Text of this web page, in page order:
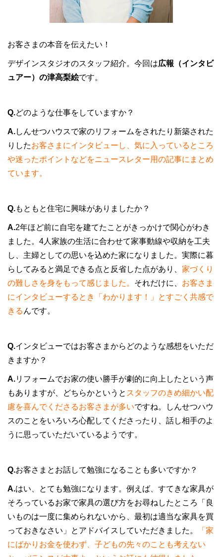
お客さまの本音を伝えたい！
デザインスタジオのスタッフ紹介。今回は広報（インタビ
ュアー）の津高梨絵です。
Q.どのような仕事をしていますか？
A.しんせつハウスで家のリフォームをされたり新築された
りしたお客さまにインタビューし、気に入っているところ
や迷ったポイントなどをニュースレター用の記事にまとめ
ています。
Q.もともと住宅に興味がありましたか？
A.2年ほど前に自宅を建てたことがきっかけで関心がわき
ました。4人家族の生活に合わせて家事動線や収納を工夫
し、主婦としての思いを込めた家になりました。実際に暮
らしてみると満足できる点と反省した点があり、 家づくり
の難しさを身をもって感じました。 それだけに、 お客さま
にインタビューするとき「わかります！」とすごく共感で
きる んです。
Q.インタビューではお客さまからどのような感想をいただ
きますか？
A.リフォームでお家の使い勝手が劇的に向上したという声
もありますが、どちらかというと スタッフのきめ細かい配
慮を喜んでくださるお客さまが多いですね。しんせつハウ
スのことをいろいろ心配してくださったり
、話し相手のよ
うに思っていただいているようです。
Q.お客さまとお話して勉強になることも多いですか？
A.はい、とても勉強になります。例えば、すてきな家具が
そろっているお家で家具の選び方をお尋ねしたところ「良
いものは一度に集められないから、最初は適当な家具を買
っておきなさい」とアドバイスしていただきました。
「家
にばかりお金を使わず、子どもの先々のことも考えない